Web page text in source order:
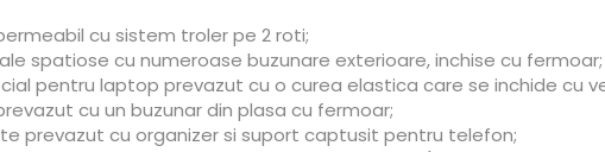
cu sistem troler pe 2 roti;
spatiose cu numeroase buzunare exterioare, inchise cu fermoar;
pentru laptop prevazut cu o curea elastica care se inchide cu
cu un buzunar din plasa cu fermoar;
prevazut cu organizer si suport captusit pentru telefon;